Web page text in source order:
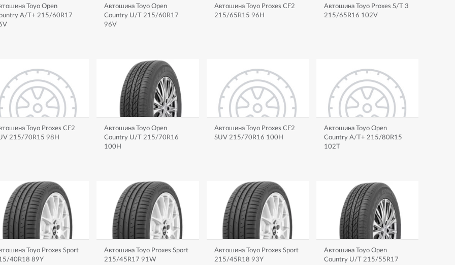
Toyo Open
A/T+ 215/60R17
Автошина Toyo Open
Country U/T 215/60R17
96V
Автошина Toyo Proxes CF2
215/65R15 96H
Автошина Toyo Proxes S/T 3
215/65R16 102V
Toyo Proxes CF2
215/70R15 98H
Автошина Toyo Open
Country U/T 215/70R16
100H
Автошина Toyo Proxes CF2
SUV 215/70R16 100H
Автошина Toyo Open
Country A/T+ 215/80R15
102T
Toyo Proxes Sport
40R18 89Y
Автошина Toyo Proxes Sport
215/45R17 91W
Автошина Toyo Proxes Sport
215/45R18 93Y
Автошина Toyo Open
Country U/T 215/55R17